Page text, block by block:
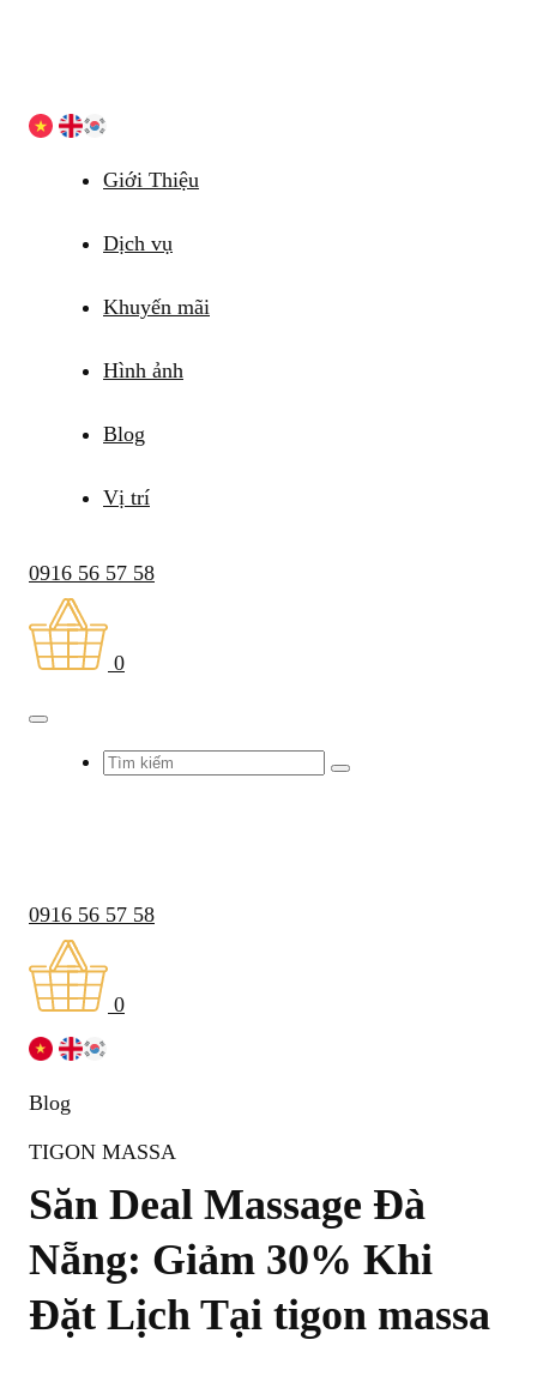
Giới Thiệu
Dịch vụ
Khuyến mãi
Hình ảnh
Blog
Vị trí
0916 56 57 58
0
0916 56 57 58
0
Blog
TIGON MASSA
Săn Deal Massage Đà
Nẵng: Giảm 30% Khi
Đặt Lịch Tại tigon massa